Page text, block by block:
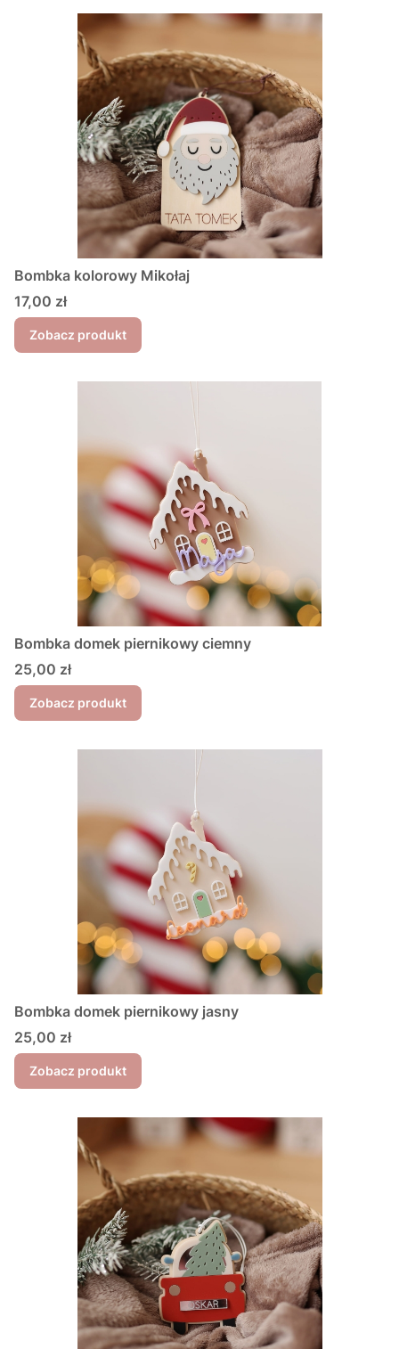
Bombka kolorowy Mikołaj
Cena
17,00 zł
Zobacz produkt
Bombka domek piernikowy ciemny
Cena
25,00 zł
Zobacz produkt
Bombka domek piernikowy jasny
Cena
25,00 zł
Zobacz produkt